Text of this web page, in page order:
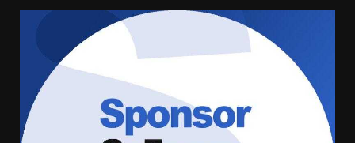
Rivoluzione”: nuovo
appuntamento con “Fasano in
Banda”
7 Agosto 2026 06:05
US Fasano, Scianaro: “Profonda
amarezza per esclusione dal
campionato di calcio”